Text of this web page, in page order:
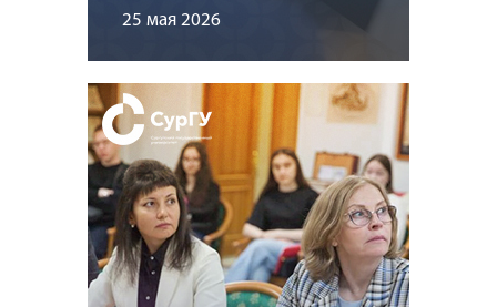
25 мая 2026